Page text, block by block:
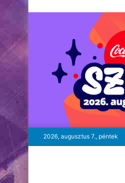
2026, augusztus 7., péntek